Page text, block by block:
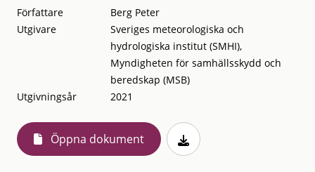
Författare
Berg Peter
Utgivare
Sveriges meteorologiska och
hydrologiska institut (SMHI),
Myndigheten för samhällsskydd och
beredskap (MSB)
Utgivningsår
2021
Öppna dokument